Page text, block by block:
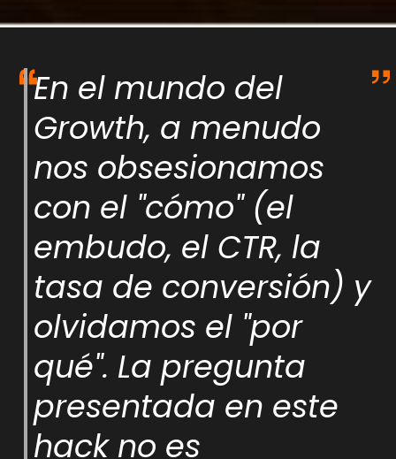
En el mundo del
Growth, a menudo
nos obsesionamos
con el "cómo" (el
embudo, el CTR, la
tasa de conversión) y
olvidamos el "por
qué". La pregunta
presentada en este
hack no es